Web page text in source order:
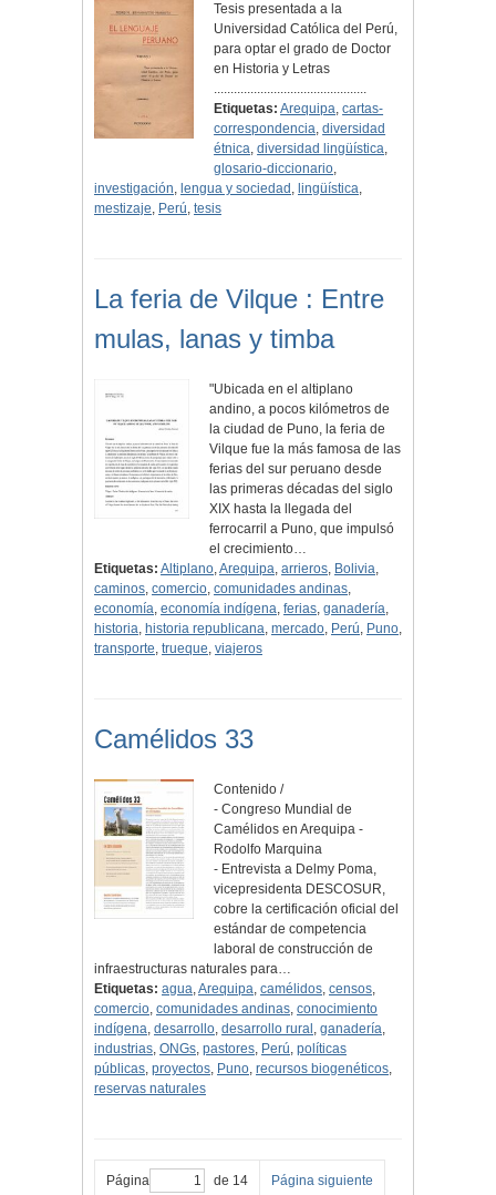
Tesis presentada a la
Universidad Católica del Perú,
para optar el grado de Doctor
en Historia y Letras
..............................................
Etiquetas: Arequipa,cartas-
correspondencia,diversidad
étnica,diversidad lingüística,
glosario-diccionario,
investigación, lengua y sociedad , lingüística,
mestizaje, Perú, tesis
La feria de Vilque : Entre
mulas, lanas y timba
"Ubicada en el altiplano
andino, a pocos kilómetros de
la ciudad de Puno, la feria de
Vilque fue la más famosa de las
ferias del sur peruano desde
las primeras décadas del siglo
XIX hasta la llegada del
ferrocarril a Puno, que impulsó
el crecimiento…
Etiquetas: Altiplano,Arequipa, arrieros, Bolivia,
caminos, comercio, comunidades andinas,
economía, economía indígena, ferias, ganadería,
historia, historia republicana, mercado, Perú, Puno,
transporte, trueque, viajeros
Camélidos 33
Contenido /
- Congreso Mundial de
Camélidos en Arequipa -
Rodolfo Marquina
- Entrevista a Delmy Poma,
vicepresidenta DESCOSUR,
cobre la certificación oficial del
estándar de competencia
laboral de construcción de
infraestructuras naturales para…
Etiquetas: agua,Arequipa, camélidos, censos,
comercio, comunidades andinas, conocimiento
indígena, desarrollo, desarrollo rural , ganadería,
industrias, ONGs, pastores, Perú, políticas
públicas, proyectos, Puno, recursos biogenéticos,
reservas naturales
Página de 14 Página siguiente